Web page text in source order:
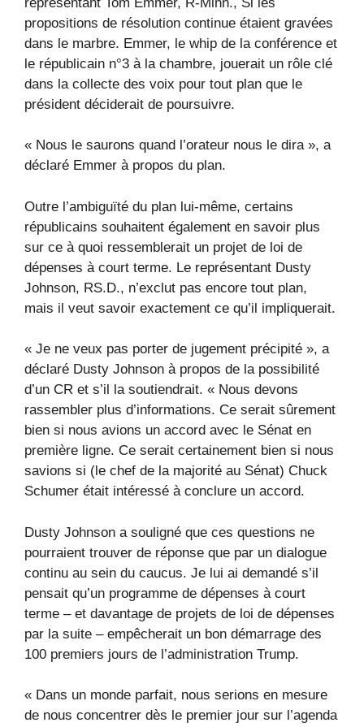
propositions de résolution continue étaient gravées
dans le marbre. Emmer, le whip de la conférence et
le républicain n°3 à la chambre, jouerait un rôle clé
dans la collecte des voix pour tout plan que le
président déciderait de poursuivre.
« Nous le saurons quand l’orateur nous le dira », a
déclaré Emmer à propos du plan.
Outre l’ambiguïté du plan lui-même, certains
républicains souhaitent également en savoir plus
sur ce à quoi ressemblerait un projet de loi de
dépenses à court terme. Le représentant Dusty
Johnson, RS.D., n’exclut pas encore tout plan,
mais il veut savoir exactement ce qu’il impliquerait.
« Je ne veux pas porter de jugement précipité », a
déclaré Dusty Johnson à propos de la possibilité
d’un CR et s’il la soutiendrait. « Nous devons
rassembler plus d’informations. Ce serait sûrement
bien si nous avions un accord avec le Sénat en
première ligne. Ce serait certainement bien si nous
savions si (le chef de la majorité au Sénat) Chuck
Schumer était intéressé à conclure un accord.
Dusty Johnson a souligné que ces questions ne
pourraient trouver de réponse que par un dialogue
continu au sein du caucus. Je lui ai demandé s’il
pensait qu’un programme de dépenses à court
terme – et davantage de projets de loi de dépenses
par la suite – empêcherait un bon démarrage des
100 premiers jours de l’administration Trump.
« Dans un monde parfait, nous serions en mesure
de nous concentrer dès le premier jour sur l’agenda